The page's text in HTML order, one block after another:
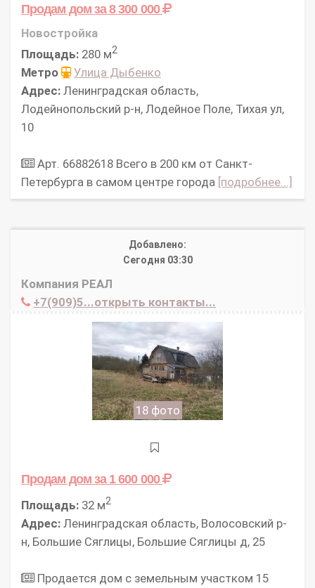
Продам домза 8 300 000
Новостройка
Площадь: 280 м2
Метро
Улица Дыбенко
Адрес: Ленинградская область,
Лодейнопольский р-н, Лодейное Поле, Тихая ул,
10
Арт. 66882618 Всего в 200 км от Санкт-
Петербурга в самом центре города [подробнее...]
Добавлено:
Сегодня 03:30
Компания РЕАЛ
+7(909)5...открыть контакты...
18 фото
Продам домза 1 600 000
Площадь: 32 м2
Адрес: Ленинградская область, Волосовский р-
н, Большие Сяглицы, Большие Сяглицы д, 25
Продается дом с земельным участком 15